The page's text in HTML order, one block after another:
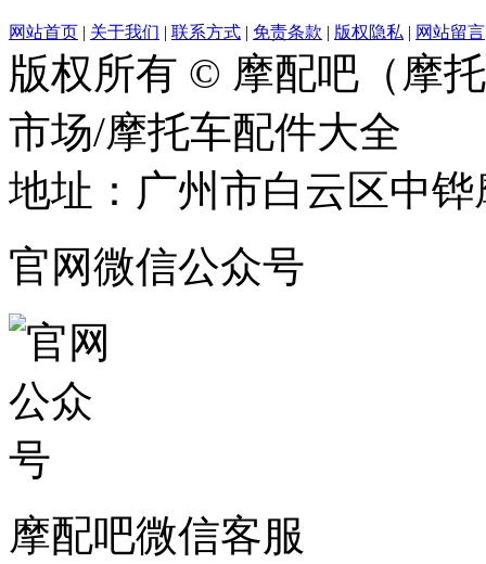
网站首页 | 关于我们 | 联系方式 | 免责条款 | 版权隐私 | 网站留言
版权所有 © 摩配吧（摩
市场/摩托车配件大全
地址：广州市白云区中
官网微信公众号
摩配吧微信客服